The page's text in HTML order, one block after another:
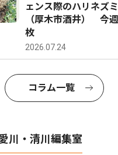
ェンス際のハリネズ
（厚木市酒井） 今
枚
2026.07.24
コラム一覧
川・清川編集室